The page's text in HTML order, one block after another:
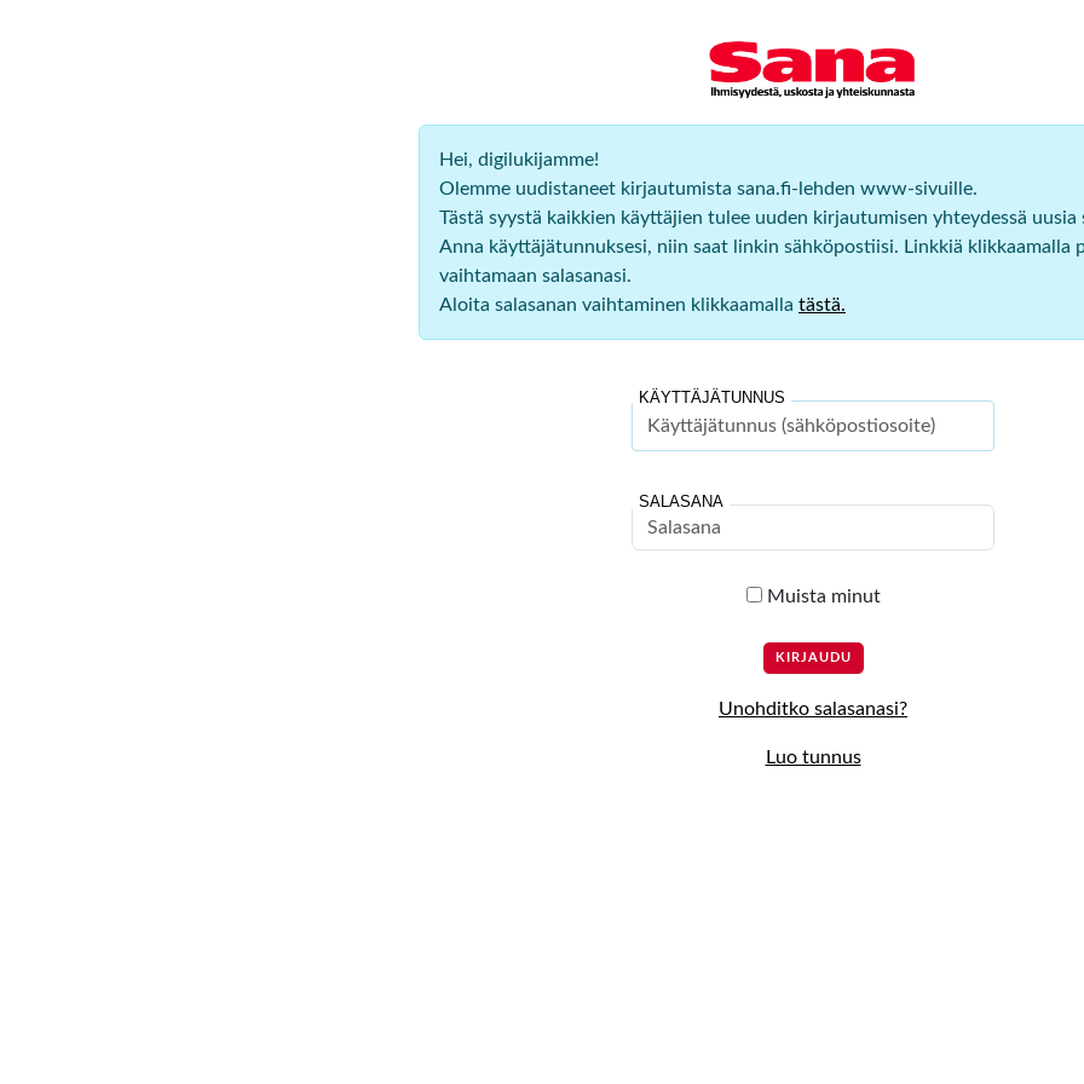
Hei, digilukijamme!
Olemme uudistaneet kirjautumista sana.fi-lehden www-sivuille.
Tästä syystä kaikkien käyttäjien tulee uuden kirjautumisen yhteydessä uusia
Anna käyttäjätunnuksesi, niin saat linkin sähköpostiisi. Linkkiä klikkaamalla
vaihtamaan salasanasi.
Aloita salasanan vaihtaminen klikkaamalla tästä.
KÄYTTÄJÄTUNNUS
SALASANA
Muista minut
Unohditko salasanasi?
Luo tunnus